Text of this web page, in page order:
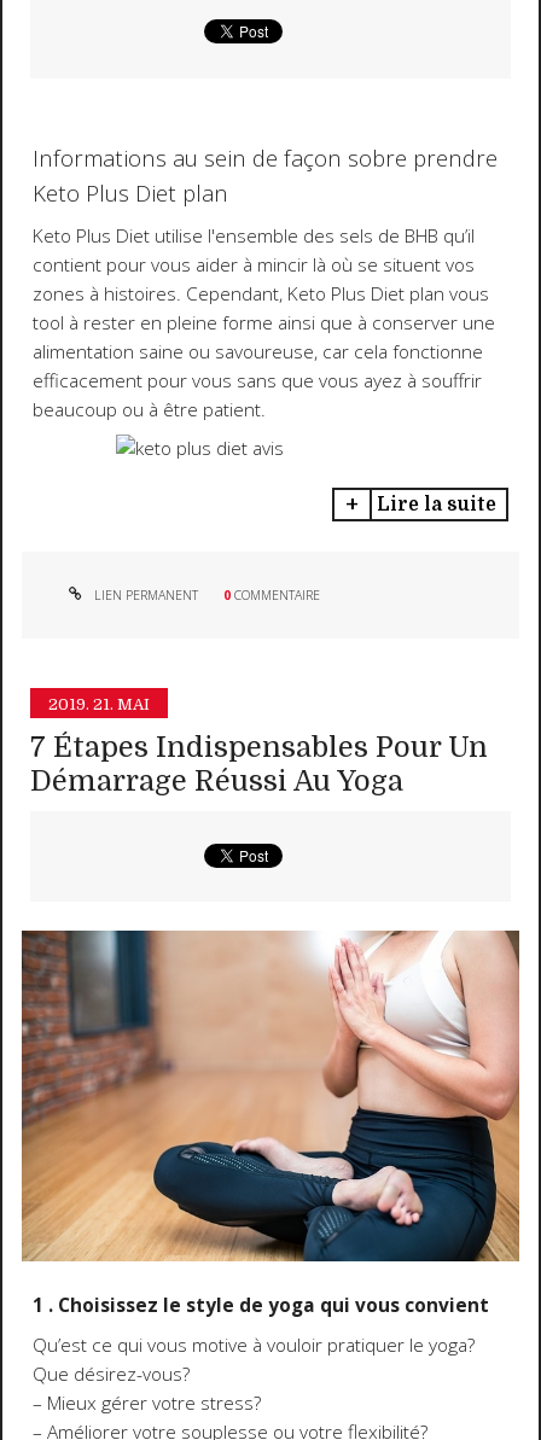
Informations au sein de façon sobre prendre
Keto Plus Diet plan
Keto Plus Diet utilise l'ensemble des sels de BHB qu’il
contient pour vous aider à mincir là où se situent vos
zones à histoires. Cependant, Keto Plus Diet plan vous
tool à rester en pleine forme ainsi que à conserver une
alimentation saine ou savoureuse, car cela fonctionne
efficacement pour vous sans que vous ayez à souffrir
beaucoup ou à être patient.
Lire la suite
LIEN PERMANENT 0 COMMENTAIRE
2019. 21. MAI
7 Étapes Indispensables Pour Un
Démarrage Réussi Au Yoga
1 . Choisissez le style de yoga qui vous convient
Qu’est ce qui vous motive à vouloir pratiquer le yoga?
Que désirez-vous?
– Mieux gérer votre stress?
– Améliorer votre souplesse ou votre flexibilité?